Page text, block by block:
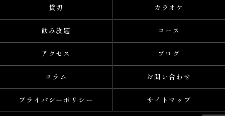
貸切 カラオケ
飲み放題 コース
アクセス ブログ
コラム お問い合わせ
プライバシーポリシー サイトマップ